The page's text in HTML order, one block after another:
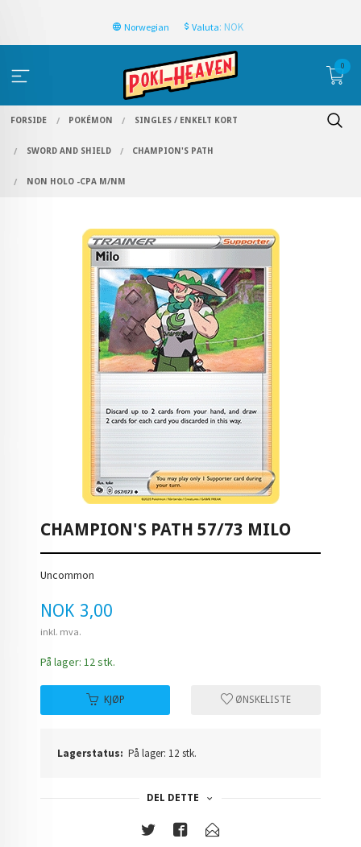
Norwegian Valuta: NOK
0
FORSIDE POKÉMON SINGLES / ENKELT KORT
SWORD AND SHIELD CHAMPION'S PATH
NON HOLO -CPA M/NM
CHAMPION'S PATH 57/73 MILO
Uncommon
Pris
NOK 3,00
inkl. mva.
På lager: 12 stk.
KJØP ØNSKELISTE
Lagerstatus: På lager: 12 stk.
DEL DETTE